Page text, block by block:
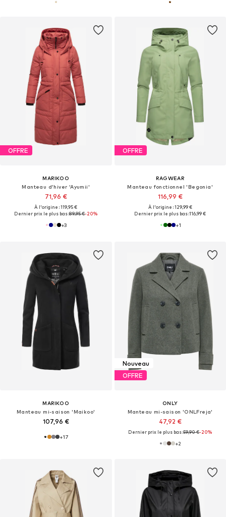
OFFRE
MARIKOO
Manteau d’hiver 'Ayumii'
71,96 €
À l'origine : 119,95 €
Dernier prix le plus bas :89,95 €-20%
+3
OFFRE
RAGWEAR
Manteau fonctionnel 'Begonia'
116,99 €
À l'origine : 129,99 €
Dernier prix le plus bas :116,99 €
+1
MARIKOO
Manteau mi-saison 'Maikoo'
107,96 €
+17
Nouveau
OFFRE
ONLY
Manteau mi-saison 'ONLFreja'
47,92 €
Dernier prix le plus bas :59,90 €-20%
+2